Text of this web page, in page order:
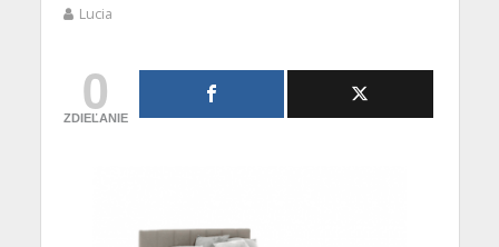
Lucia
0
ZDIEĽANIE